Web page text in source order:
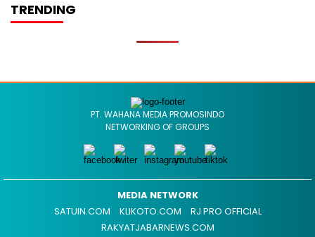
TRENDING
PT. WAHANA MEDIA PROMOSINDO
NETWORKING OF GROUPS
MEDIA NETWORK
SATUIN.COM
KLIKOTO.COM
RJ PRO OFFICIAL
RAKYATJABARNEWS.COM